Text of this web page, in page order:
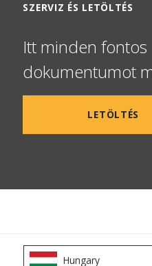
SZERVIZ ÉS LETÖLTÉS
Itt minden fontos
dokumentumot
LETÖLTÉS
Hungary